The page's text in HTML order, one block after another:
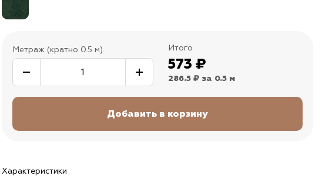
Метраж (кратно 0.5 м) Итого
573 ₽
286.5 ₽ за 0.5 м
Характеристики